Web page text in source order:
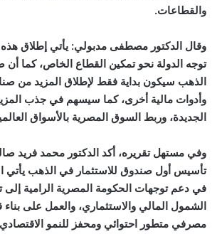
والقطاعات.
وقال الدكتور مصطفى مدبولي: يأتي إطلاق هذه
توجه الدولة نحو تمكين القطاع الخاص، كما أن
الذهب سيكون بداية فقط لإطلاق المزيد من
وأدوات مالية أخرى، كما سيسهم في جذب
الجديدة، وربط السوق المصرية بالأسواق
وفي مستهل تقريره، أكد الدكتور محمد فريد
تأسيس أول صندوق للاستثمار في الذهب يأتي
في دعم توجهات الحكومة المصرية الرامية إلى
الشمول المالي والاستثماري، والعمل على
مصرفي متطور احتوائي ومحفز للنمو